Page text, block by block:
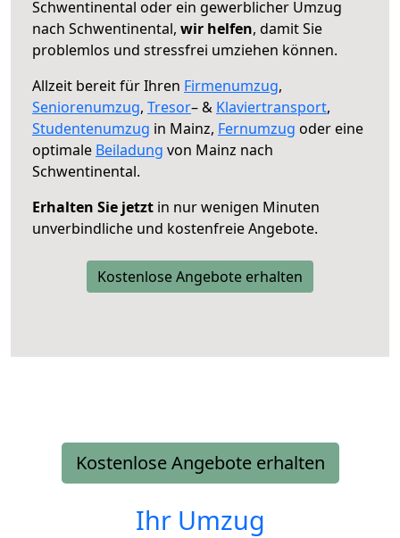
Schwentinental oder ein gewerblicher Umzug
nach Schwentinental, wir helfen, damit Sie
problemlos und stressfrei umziehen können.
Allzeit bereit für Ihren Firmenumzug,
Seniorenumzug, Tresor– & Klaviertransport,
Studentenumzug in Mainz, Fernumzug oder eine
optimale Beiladung von Mainz nach
Schwentinental.
Erhalten Sie jetzt in nur wenigen Minuten
unverbindliche und kostenfreie Angebote.
Kostenlose Angebote erhalten
Kostenlose Angebote erhalten
Ihr Umzug